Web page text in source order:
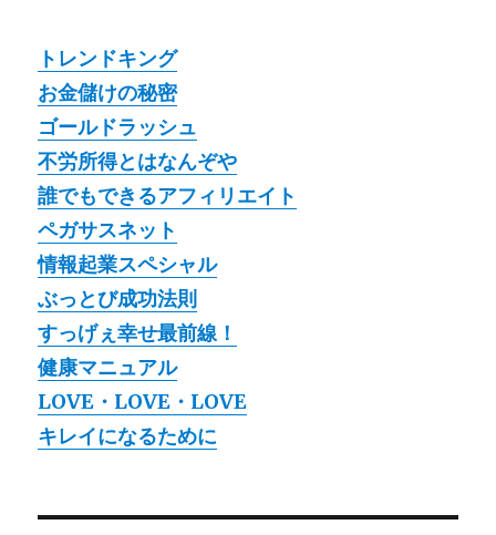
トレンドキング
お金儲けの秘密
ゴールドラッシュ
不労所得とはなんぞや
誰でもできるアフィリエイト
ペガサスネット
情報起業スペシャル
ぶっとび成功法則
すっげぇ幸せ最前線！
健康マニュアル
LOVE・LOVE・LOVE
キレイになるために